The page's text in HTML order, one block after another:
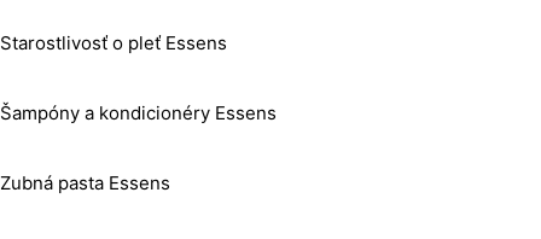
Starostlivosť o pleť Essens
Šampóny a kondicionéry Essens
Zubná pasta Essens